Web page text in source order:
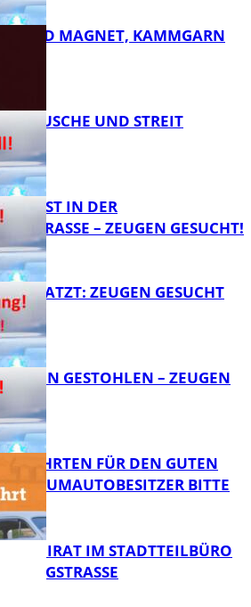
SOUND MAGNET, KAMMGARN
UND STREIT
IN DER
– ZEUGEN GESUCHT!
ZEUGEN GESUCHT
GESTOHLEN – ZEUGEN
FÜR DEN GUTEN
– TRAUMAUTOBESITZER BITTE
IM STADTTEILBÜRO